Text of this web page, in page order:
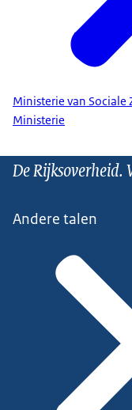
Ministerie van Sociale
Ministerie
De Rijksoverheid.
Andere talen